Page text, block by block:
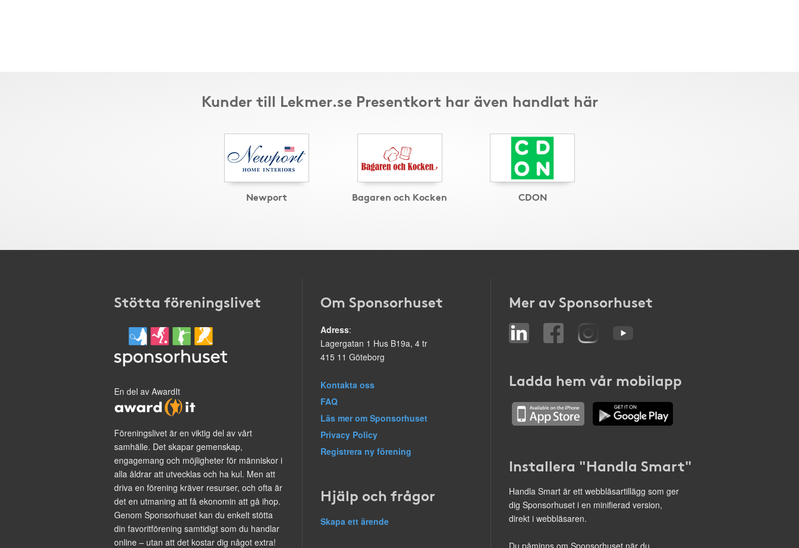
Kunder till Lekmer.se Presentkort har även handlat här
Newport Bagaren och Kocken CDON
Stötta föreningslivet
En del av AwardIt
Föreningslivet är en viktig del av vårt
samhälle. Det skapar gemenskap,
engagemang och möjligheter för människor i
alla åldrar att utvecklas och ha kul. Men att
driva en förening kräver resurser, och ofta är
det en utmaning att få ekonomin att gå ihop.
Genom Sponsorhuset kan du enkelt stötta
din favoritförening samtidigt som du handlar
online – utan att det kostar dig något extra!
Om Sponsorhuset
Adress:
Lagergatan 1 Hus B19a, 4 tr
415 11 Göteborg
Kontakta oss
FAQ
Läs mer om Sponsorhuset
Privacy Policy
Registrera ny förening
Hjälp och frågor
Skapa ett ärende
Mer av Sponsorhuset
Ladda hem vår mobilapp
Installera "Handla Smart"
Handla Smart är ett webbläsartillägg som ger
dig Sponsorhuset i en minifierad version,
direkt i webbläsaren.